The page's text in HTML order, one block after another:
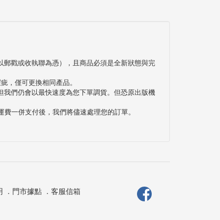
戳或收執聯為憑），且商品必須是全新狀態與完
，僅可更換相同產品。
們仍會以最快速度為您下單調貨。但恐原出版機
一併支付後，我們將儘速處理您的訂單。
． 門市據點． 客服信箱